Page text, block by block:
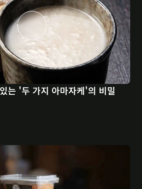
는 '두 가지 아마자케'의 비밀